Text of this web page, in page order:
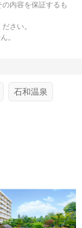
内容を保証するも
さい。
。
石和温泉